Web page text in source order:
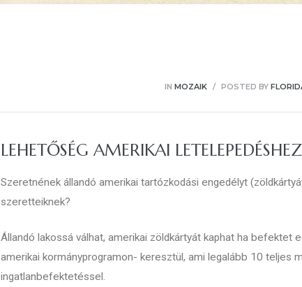
IN MOZAIK POSTED BY
LEHETŐSÉG AMERIKAI
Szeretnének állandó amerikai tartózkodási engedélyt
szeretteiknek?
Állandó lakossá válhat, amerikai zöldkártyát kaphat ha befektet
amerikai kormányprogramon- keresztül, ami legalább 10 teljes
ingatlanbefektetéssel.